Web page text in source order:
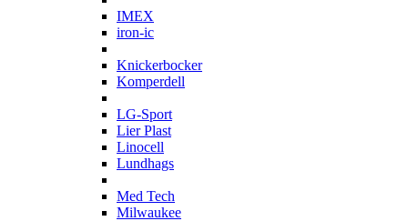
IMEX
iron-ic
Knickerbocker
Komperdell
LG-Sport
Lier Plast
Linocell
Lundhags
Med Tech
Milwaukee